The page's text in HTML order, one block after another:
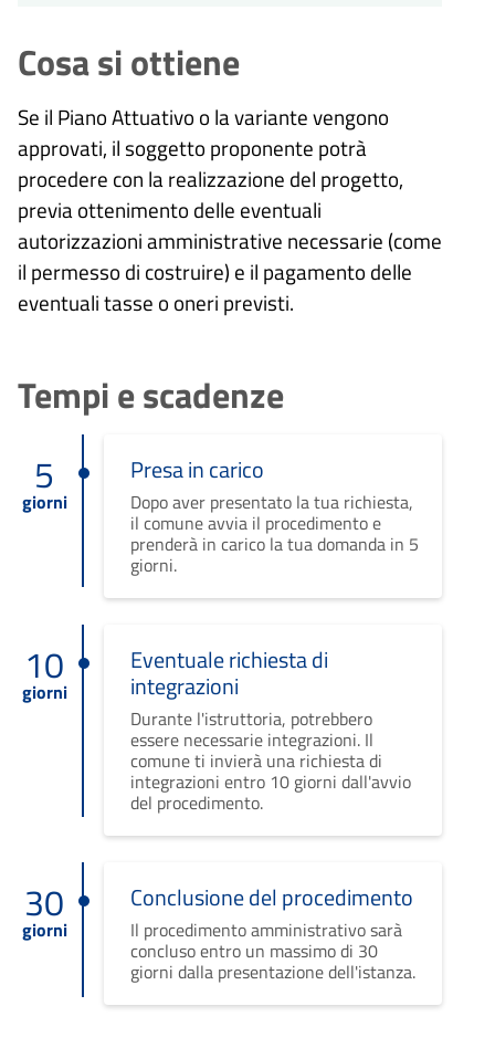
Cosa si ottiene
Se il Piano Attuativo o la variante vengono
approvati, il soggetto proponente potrà
procedere con la realizzazione del progetto,
previa ottenimento delle eventuali
autorizzazioni amministrative necessarie (come
il permesso di costruire) e il pagamento delle
eventuali tasse o oneri previsti.
Tempi e scadenze
5
giorni
Presa in carico
Dopo aver presentato la tua richiesta,
il comune avvia il procedimento e
prenderà in carico la tua domanda in 5
giorni.
10
giorni
Eventuale richiesta di
integrazioni
Durante l'istruttoria, potrebbero
essere necessarie integrazioni. Il
comune ti invierà una richiesta di
integrazioni entro 10 giorni dall'avvio
del procedimento.
30
giorni
Conclusione del procedimento
Il procedimento amministrativo sarà
concluso entro un massimo di 30
giorni dalla presentazione dell'istanza.